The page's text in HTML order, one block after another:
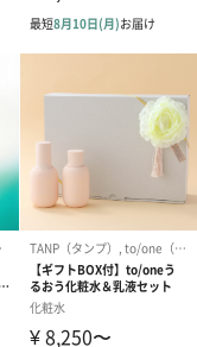
しいブランドとして
なっていけるよう展
のような上質な香り
高い大人の女性に大
レスアップできるラ